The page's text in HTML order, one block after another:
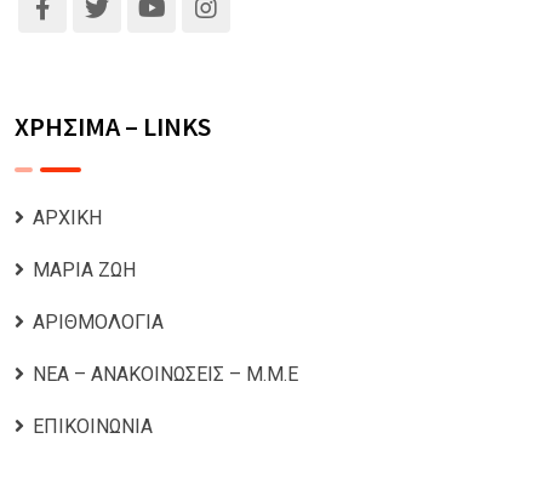
ΧΡΗΣΙΜΑ – LINKS
ΑΡΧΙΚΗ
ΜΑΡΙΑ ΖΩΗ
ΑΡΙΘΜΟΛΟΓΙΑ
ΝΕΑ – ΑΝΑΚΟΙΝΩΣΕΙΣ – Μ.Μ.Ε
ΕΠΙΚΟΙΝΩΝΙΑ